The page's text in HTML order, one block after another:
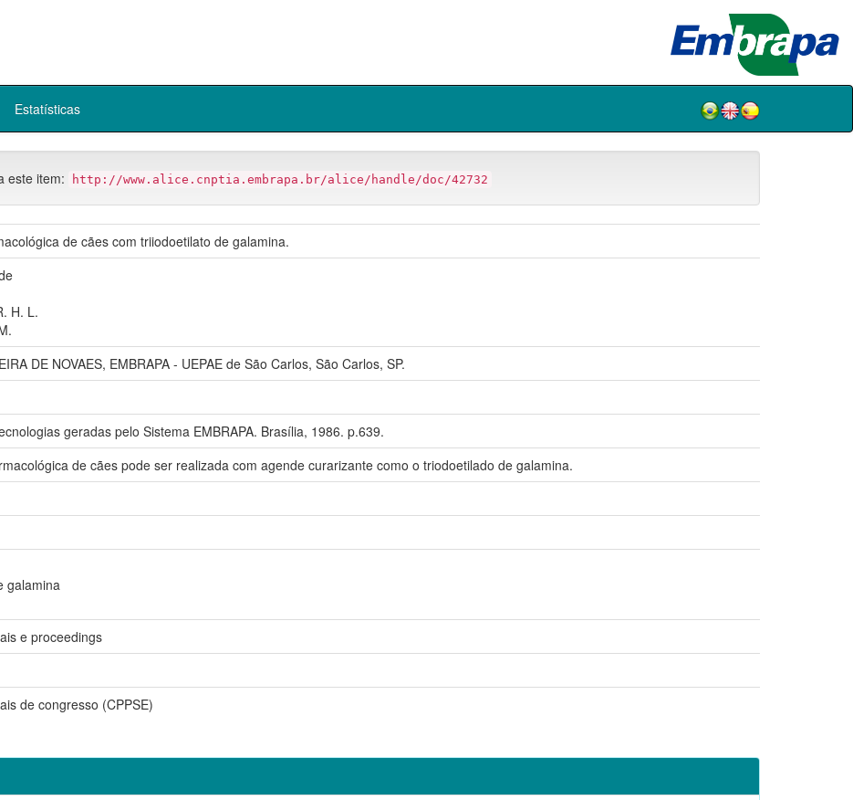
Estatísticas
este item: http://www.alice.cnptia.embrapa.br/alice/handle/doc/42732
de cães com triiodoetilato de galamina.
H. L.
DE NOVAES, EMBRAPA - UEPAE de São Carlos, São Carlos, SP.
geradas pelo Sistema EMBRAPA. Brasília, 1986. p.639.
de cães pode ser realizada com agende curarizante como o triodoetilado de galamina.
galamina
e proceedings
de congresso (CPPSE)